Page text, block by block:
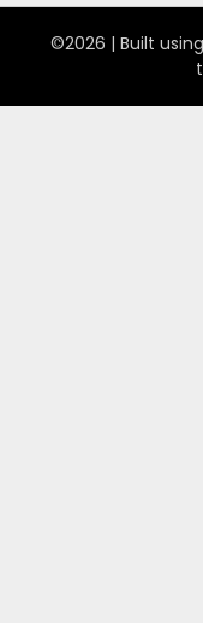
©2026 | Built